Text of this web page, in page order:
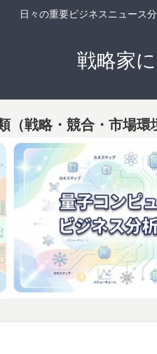
日々の重要ビジネスニュース
戦略家
（戦略・競合・市場環